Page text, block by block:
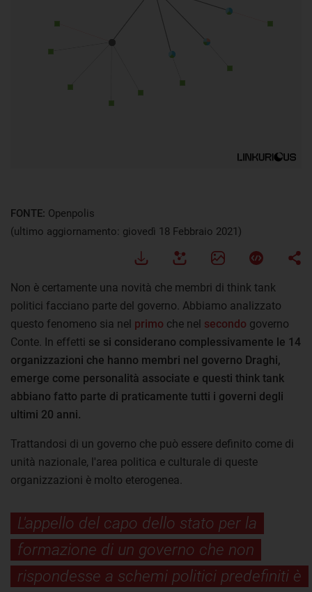
FONTE: Openpolis
(ultimo aggiornamento: giovedì 18 Febbraio 2021)
Non è certamente una novità che membri di think tank
politici facciano parte del governo. Abbiamo analizzato
questo fenomeno sia nel primo che nel secondo governo
Conte. In effetti se si considerano complessivamente le 14
organizzazioni che hanno membri nel governo Draghi,
emerge come personalità associate e questi think tank
abbiano fatto parte di praticamente tutti i governi degli
ultimi 20 anni.
Trattandosi di un governo che può essere definito come di
unità nazionale, l'area politica e culturale di queste
organizzazioni è molto eterogenea.
L'appello del capo dello stato per la
formazione di un governo che non
rispondesse a schemi politici predefiniti è